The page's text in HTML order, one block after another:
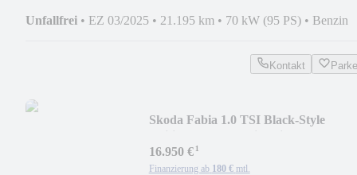
Unfallfrei • EZ 03/2025 • 21.195 km • 70 kW (95 PS) • Benzin
Kontakt
Skoda Fabia 1.0 TSI Black-Style
16.950 €¹
Finanzierung ab 180 € mtl.